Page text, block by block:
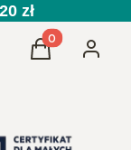
zł
Produkty w
Koszyk